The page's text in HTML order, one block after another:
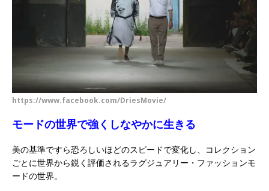
https://www.facebook.com/DriesMovie/
モードの世界で強くしなやかに生きる
美の基準ですら恐ろしいほどのスピードで変化し、コレクション
ごとに世界から鋭く評価されるラグジュアリー・ファッションモ
ードの世界。